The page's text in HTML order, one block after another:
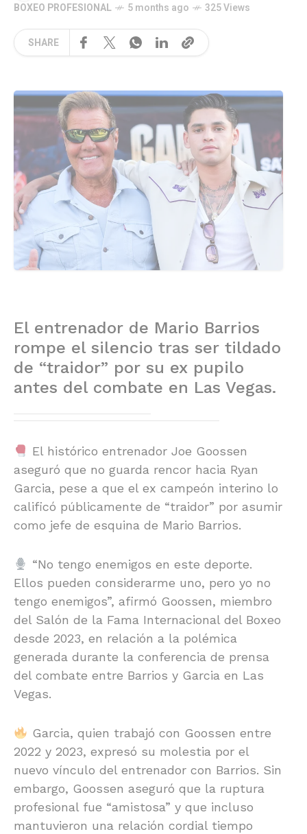
BOXEO PROFESIONAL
5 months ago 325 Views
SHARE
El entrenador de Mario Barrios
rompe el silencio tras ser tildado
de “traidor” por su ex pupilo
antes del combate en Las Vegas.
El histórico entrenador Joe Goossen
aseguró que no guarda rencor hacia Ryan
Garcia, pese a que el ex campeón interino lo
calificó públicamente de “traidor” por asumir
como jefe de esquina de Mario Barrios.
“No tengo enemigos en este deporte.
Ellos pueden considerarme uno, pero yo no
tengo enemigos”, afirmó Goossen, miembro
del Salón de la Fama Internacional del Boxeo
desde 2023, en relación a la polémica
generada durante la conferencia de prensa
del combate entre Barrios y Garcia en Las
Vegas.
Garcia, quien trabajó con Goossen entre
2022 y 2023, expresó su molestia por el
nuevo vínculo del entrenador con Barrios. Sin
embargo, Goossen aseguró que la ruptura
profesional fue “amistosa” y que incluso
mantuvieron una relación cordial tiempo